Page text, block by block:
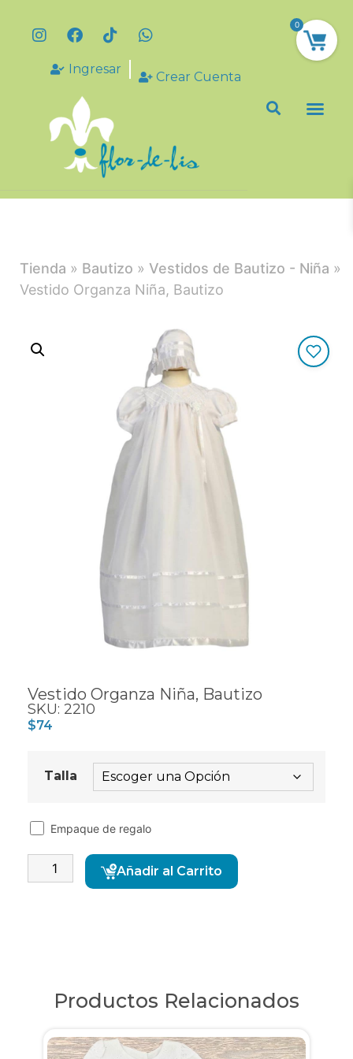
Ingresar
Crear Cuenta
Tienda » Bautizo » Vestidos de Bautizo - Niña »
Vestido Organza Niña, Bautizo
Vestido Organza Niña, Bautizo
SKU: 2210
$74
Talla
Empaque de regalo
Añadir al Carrito
Productos Relacionados
0